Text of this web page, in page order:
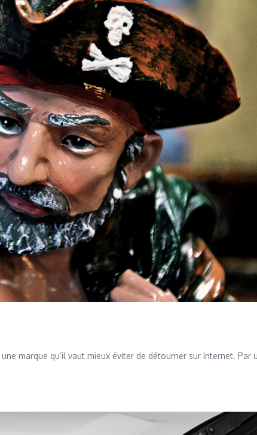
marque qu’il vaut mieux éviter de détourner sur Internet. Par